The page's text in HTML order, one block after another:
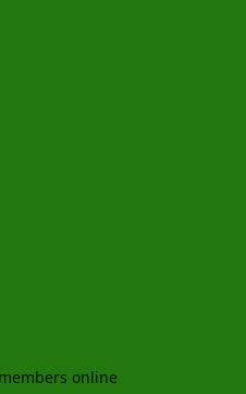
online